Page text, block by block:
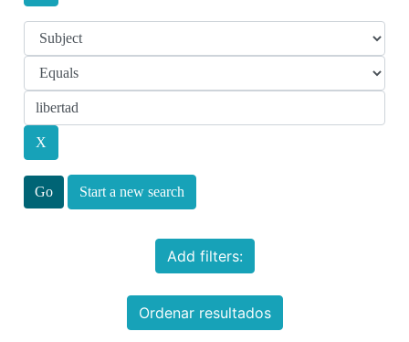
Start a new search
Add filters:
Ordenar resultados